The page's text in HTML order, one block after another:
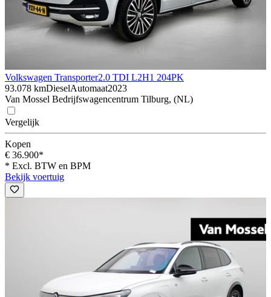
Volkswagen Transporter2.0 TDI L2H1 204PK
93.078 kmDieselAutomaat2023
Van Mossel Bedrijfswagencentrum Tilburg, (NL)
Vergelijk
Kopen
€ 36.900*
* Excl. BTW en BPM
Bekijk voertuig